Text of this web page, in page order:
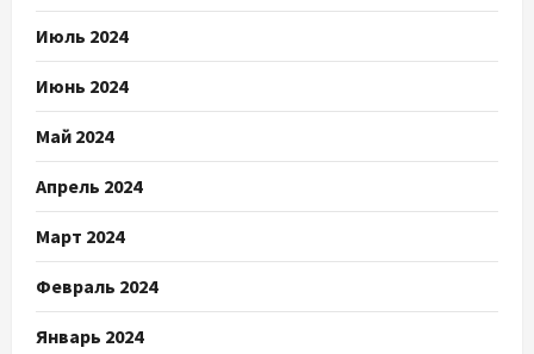
Июль 2024
Июнь 2024
Май 2024
Апрель 2024
Март 2024
Февраль 2024
Январь 2024